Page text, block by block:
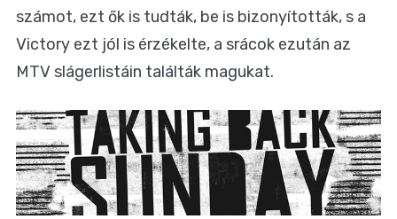
számot, ezt ők is tudták, be is bizonyították, s a
Victory ezt jól is érzékelte, a srácok ezután az
MTV slágerlistáin találták magukat.